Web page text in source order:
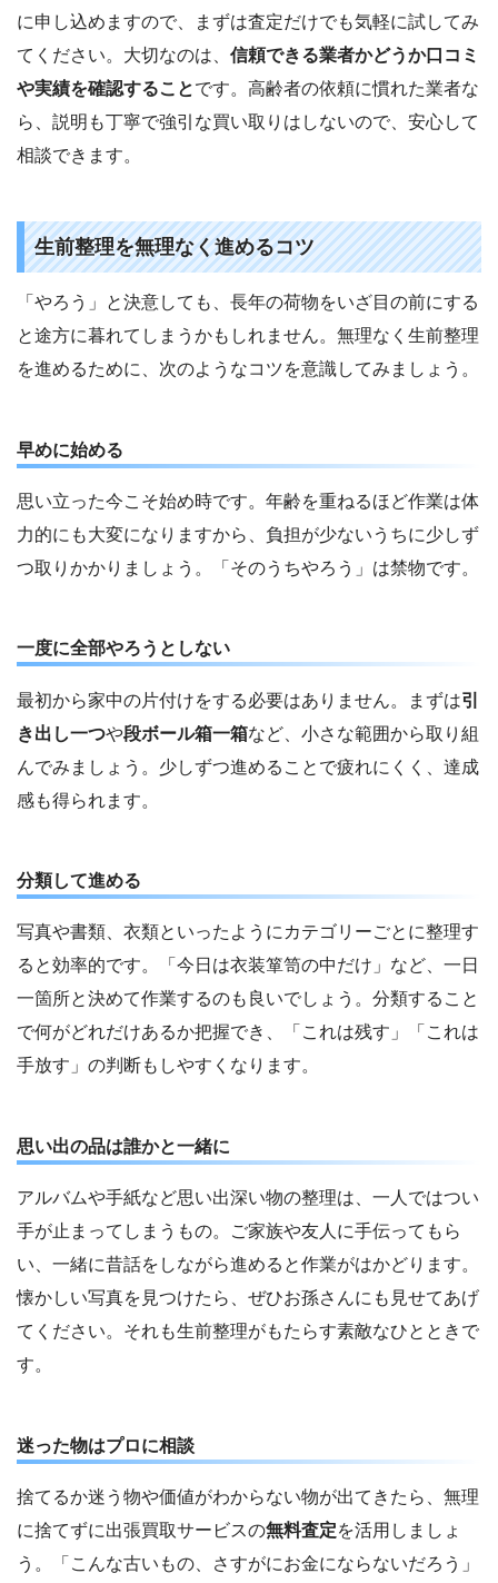
に申し込めますので、まずは査定だけでも気軽に試してみ
てください。大切なのは、 信頼できる業者かどうか口コミ
や実績を確認することです。高齢者の依頼に慣れた業者な
ら、説明も丁寧で強引な買い取りはしないので、安心して
相談できます。
生前整理を無理なく進めるコツ
「やろう」と決意しても、長年の荷物をいざ目の前にする
と途方に暮れてしまうかもしれません。無理なく生前整理
を進めるために、次のようなコツを意識してみましょう。
早めに始める
思い立った今こそ始め時です。年齢を重ねるほど作業は体
力的にも大変になりますから、負担が少ないうちに少しず
つ取りかかりましょう。「そのうちやろう」は禁物です。
一度に全部やろうとしない
最初から家中の片付けをする必要はありません。まずは引
き出し一つや段ボール箱一箱など、小さな範囲から取り組
んでみましょう。少しずつ進めることで疲れにくく、達成
感も得られます。
分類して進める
写真や書類、衣類といったようにカテゴリーごとに整理す
ると効率的です。「今日は衣装箪笥の中だけ」など、一日
一箇所と決めて作業するのも良いでしょう。分類すること
で何がどれだけあるか把握でき、「これは残す」「これは
手放す」の判断もしやすくなります。
思い出の品は誰かと一緒に
アルバムや手紙など思い出深い物の整理は、一人ではつい
手が止まってしまうもの。ご家族や友人に手伝ってもら
い、一緒に昔話をしながら進めると作業がはかどります。
懐かしい写真を見つけたら、ぜひお孫さんにも見せてあげ
てください。それも生前整理がもたらす素敵なひとときで
す。
迷った物はプロに相談
捨てるか迷う物や価値がわからない物が出てきたら、無理
に捨てずに出張買取サービスの無料査定を活用しましょ
う。「こんな古いもの、さすがにお金にならないだろう」